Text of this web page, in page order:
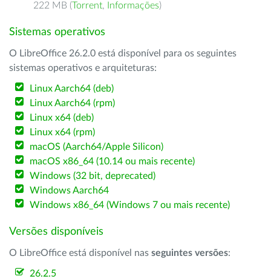
222 MB (Torrent, Informações)
Sistemas operativos
O LibreOffice 26.2.0 está disponível para os seguintes
sistemas operativos e arquiteturas:
Linux Aarch64 (deb)
Linux Aarch64 (rpm)
Linux x64 (deb)
Linux x64 (rpm)
macOS (Aarch64/Apple Silicon)
macOS x86_64 (10.14 ou mais recente)
Windows (32 bit, deprecated)
Windows Aarch64
Windows x86_64 (Windows 7 ou mais recente)
Versões disponíveis
O LibreOffice está disponível nas seguintes versões:
26.2.5